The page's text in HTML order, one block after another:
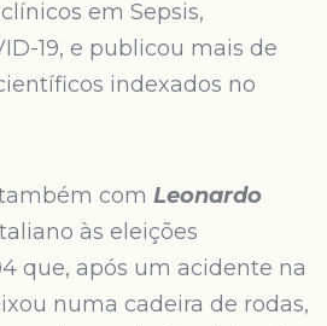
em Sepsis,
19, e publicou mais de
indexados no
com Leonardo
às eleições
que, após um acidente na
numa cadeira de rodas,